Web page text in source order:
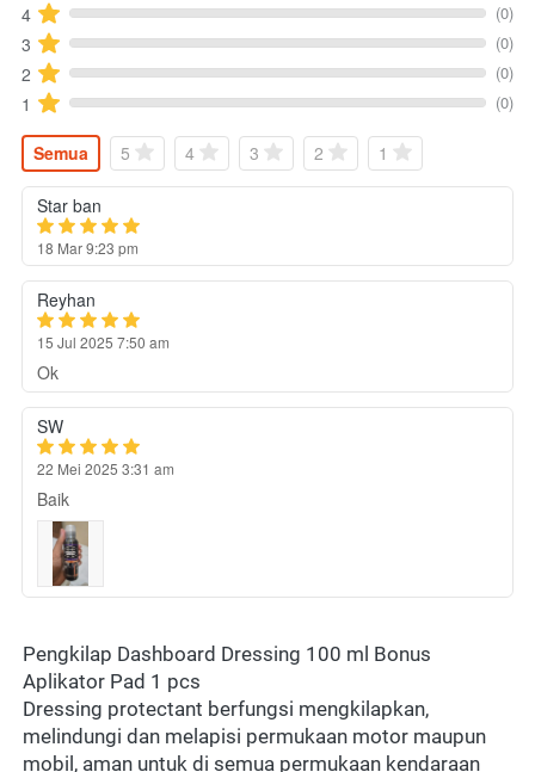
4 (0)
3 (0)
2 (0)
1 (0)
Semua 5 4 3 2 1
Star ban
18 Mar 9:23 pm
Reyhan
15 Jul 2025 7:50 am
Ok
SW
22 Mei 2025 3:31 am
Baik
Pengkilap Dashboard Dressing 100 ml Bonus
Dressing protectant berfungsi mengkilapkan,
melindungi dan melapisi permukaan motor maupun
mobil, aman untuk di semua permukaan kendaraan